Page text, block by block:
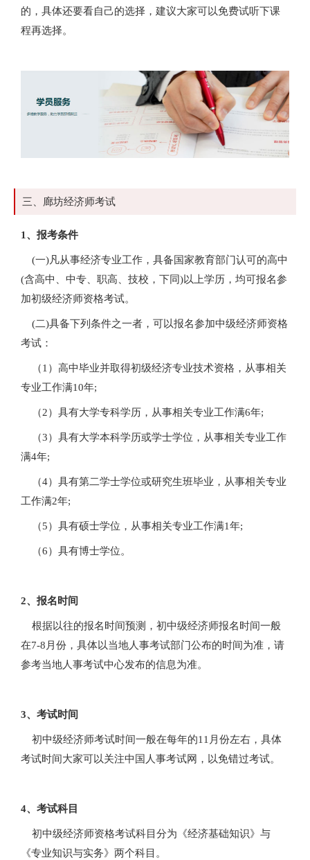
的，具体还要看自己的选择，建议大家可以免费试听下课
程再选择。
三、廊坊经济师考试
1、报考条件
(一)凡从事经济专业工作，具备国家教育部门认可的高中
(含高中、中专、职高、技校，下同)以上学历，均可报名参
加初级经济师资格考试。
(二)具备下列条件之一者，可以报名参加中级经济师资格
考试：
（1）高中毕业并取得初级经济专业技术资格，从事相关
专业工作满10年;
（2）具有大学专科学历，从事相关专业工作满6年;
（3）具有大学本科学历或学士学位，从事相关专业工作
满4年;
（4）具有第二学士学位或研究生班毕业，从事相关专业
工作满2年;
（5）具有硕士学位，从事相关专业工作满1年;
（6）具有博士学位。
2、报名时间
根据以往的报名时间预测，初中级经济师报名时间一般
在7-8月份，具体以当地人事考试部门公布的时间为准，请
参考当地人事考试中心发布的信息为准。
3、考试时间
初中级经济师考试时间一般在每年的11月份左右，具体
考试时间大家可以关注中国人事考试网，以免错过考试。
4、考试科目
初中级经济师资格考试科目分为《经济基础知识》与
《专业知识与实务》两个科目。